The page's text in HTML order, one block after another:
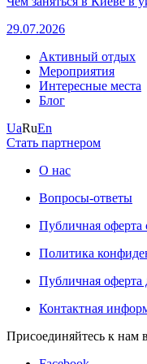
29.07.2026
Активный отдых
Мероприятия
Интересные места
Блог
UaRuEn
Стать партнером
О нас
Вопросы-ответы
Публичная оферта
Политика
Публичная оферта
Контактная
Присоединяйтесь к нам